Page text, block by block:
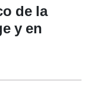
de la
y en